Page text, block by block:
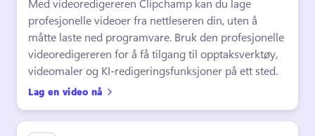
Med videoredigereren Clipchamp kan du lage
profesjonelle videoer fra nettleseren din, uten å
måtte laste ned programvare. Bruk den profesjonelle
videoredigereren for å få tilgang til opptaksverktøy,
videomaler og KI-redigeringsfunksjoner på ett sted.
Lag en video nå